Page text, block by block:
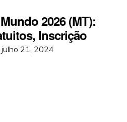
2026 (MT):
Inscrição
Posted
julho 21, 2024